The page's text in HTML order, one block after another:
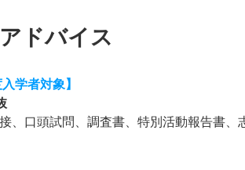
ドバイス
学者対象】
、口頭試問、調査書、特別活動報告書